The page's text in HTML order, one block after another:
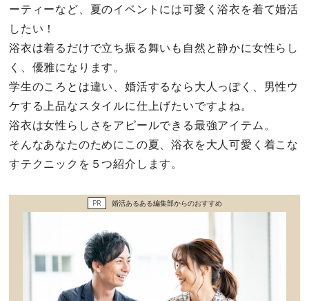
ファッション・美容
グルメ
趣味・旅行
セックスライフ
不倫・だめ男
カルチャー・トレンド・芸能
ーティーなど、夏のイベントには可愛く浴衣を着て婚活
したい！
浴衣は着るだけで立ち振る舞いも自然と静かに女性らし
く、優雅になります。
学生のころとは違い、婚活するなら大人っぽく、男性ウ
ケする上品なスタイルに仕上げたいですよね。
浴衣は女性らしさをアピールできる最強アイテム。
そんなあなたのためにこの夏、浴衣を大人可愛く着こな
すテクニックを５つ紹介します。
PR 婚活あるある編集部からのおすすめ